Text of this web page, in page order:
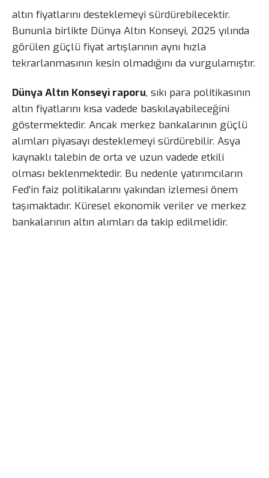
altın fiyatlarını desteklemeyi sürdürebilecektir.
Bununla birlikte Dünya Altın Konseyi, 2025 yılında
görülen güçlü fiyat artışlarının aynı hızla
tekrarlanmasının kesin olmadığını da vurgulamıştır.
Dünya Altın Konseyi raporu, sıkı para politikasının
altın fiyatlarını kısa vadede baskılayabileceğini
göstermektedir. Ancak merkez bankalarının güçlü
alımları piyasayı desteklemeyi sürdürebilir. Asya
kaynaklı talebin de orta ve uzun vadede etkili
olması beklenmektedir. Bu nedenle yatırımcıların
Fed’in faiz politikalarını yakından izlemesi önem
taşımaktadır. Küresel ekonomik veriler ve merkez
bankalarının altın alımları da takip edilmelidir.